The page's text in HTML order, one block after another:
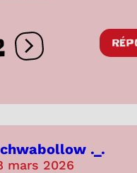
Ouvrir les réactions
._.
mars 2026